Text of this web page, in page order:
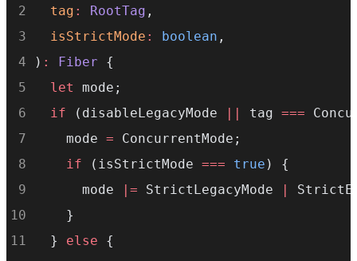
this
.errorRecoveryDisabledLanes
this .shellSuspendCounter
this .entangledLanes
this .entanglements = createLaneMap
this .hiddenUpdates = createLaneMap
this
this.onUncaughtError
tag : RootTag ,
isStrictMode : boolean ,
) : Fiber {
let
mode;
if (disableLegacyMode tag ===
    mode
= ConcurrentMode;
if (isStrictMode === true ) {
      mode
|= StrictLegacyMode
    }
  }
else {